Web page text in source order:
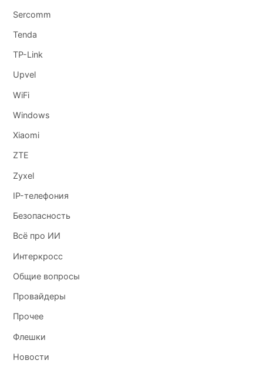
Sercomm
Tenda
TP-Link
Upvel
WiFi
Windows
Xiaomi
ZTE
Zyxel
IP-телефония
Безопасность
Всё про ИИ
Интеркросс
Общие вопросы
Провайдеры
Прочее
Флешки
Новости